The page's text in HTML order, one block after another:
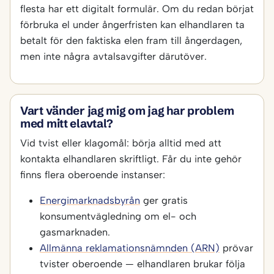
flesta har ett digitalt formulär. Om du redan börjat
förbruka el under ångerfristen kan elhandlaren ta
betalt för den faktiska elen fram till ångerdagen,
men inte några avtalsavgifter därutöver.
Vart vänder jag mig om jag har problem
med mitt elavtal?
Vid tvist eller klagomål: börja alltid med att
kontakta elhandlaren skriftligt. Får du inte gehör
finns flera oberoende instanser:
Energimarknadsbyrån ger gratis
konsumentvägledning om el- och
gasmarknaden.
Allmänna reklamationsnämnden (ARN) prövar
tvister oberoende — elhandlaren brukar följa